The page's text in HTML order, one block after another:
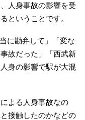
人身事故の影響を受
ということです。
に勘弁して」「変な
故だった」「西武新
身の影響で駅が大混
よる人身事故なの
接触したのかなどの